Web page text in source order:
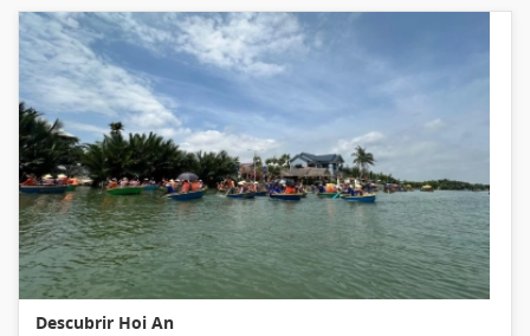
Descubrir Hoi An